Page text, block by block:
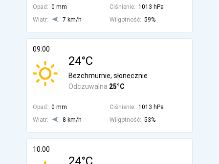
Opad: 0 mm Ciśnienie: 1013 hPa
Wiatr:
7 km/h Wilgotność: 59%
09:00
24°C
Odczuwalna 25°C
Bezchmurnie, słonecznie
Opad: 0 mm Ciśnienie: 1013 hPa
Wiatr:
8 km/h Wilgotność: 53%
10:00
24°C